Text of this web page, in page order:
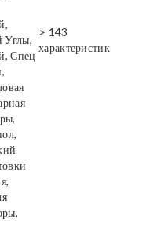
Углы,
Спец
> 143
характеристик